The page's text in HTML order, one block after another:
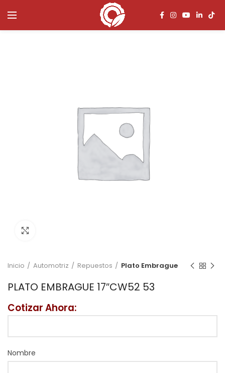
Inicio Automotriz Repuestos Plato Embrague
PLATO EMBRAGUE 17″CW52 53
Cotizar Ahora:
Nombre